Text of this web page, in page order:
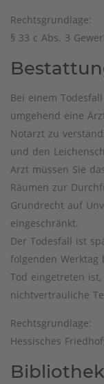
Rechtsgrundlage:
§ 33 c Abs. 3
Bei einem
umgehend eine
Notarzt zu
und den
Arzt müssen Sie
Räumen zur
Grundrecht auf
eingeschränkt.
Der Todesfall ist
folgenden Werktag
Tod eingetreten
nichtvertrauliche
Rechtsgrundlage:
Hessisches